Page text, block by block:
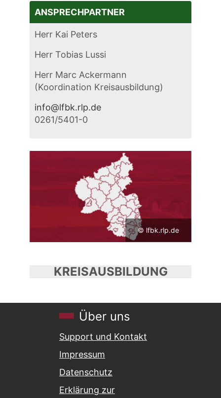
ANSPRECHPARTNER
Herr Kai Peters
Herr Tobias Lussi
Herr Marc Ackermann
(Koordination Kreisausbildung)
info@lfbk.rlp.de
0261/5401-0
© lfbk.rlp.de
KREISAUSBILDUNG
Über uns
Support und Kontakt
Impressum
Datenschutz
Erklärung zur